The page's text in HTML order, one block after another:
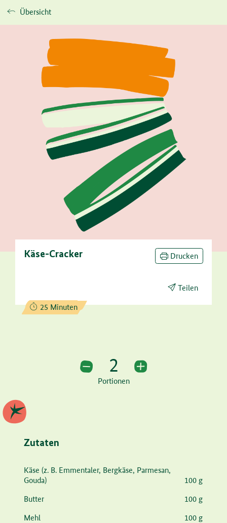
Übersicht
Käse-Cracker Drucken
Teilen
Zubereitungszeit:
25 Minuten
2 Portionen
2
Portionen
Zutaten
ZutatMenge
Käse (z. B. Emmentaler, Bergkäse, Parmesan,
Gouda)
100 g
Butter 100 g
Mehl 100 g